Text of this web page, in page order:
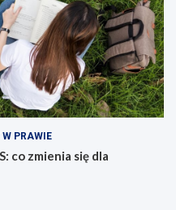
PRAWIE
co zmienia się dla